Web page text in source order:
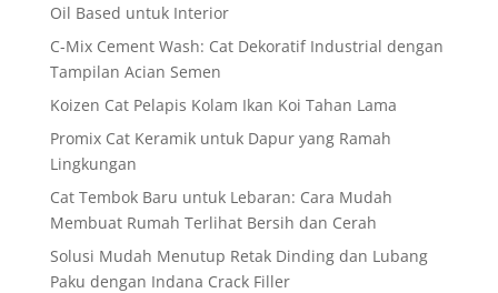
Oil Based untuk Interior
C-Mix Cement Wash: Cat Dekoratif Industrial dengan
Tampilan Acian Semen
Koizen Cat Pelapis Kolam Ikan Koi Tahan Lama
Promix Cat Keramik untuk Dapur yang Ramah
Lingkungan
Cat Tembok Baru untuk Lebaran: Cara Mudah
Membuat Rumah Terlihat Bersih dan Cerah
Solusi Mudah Menutup Retak Dinding dan Lubang
Paku dengan Indana Crack Filler